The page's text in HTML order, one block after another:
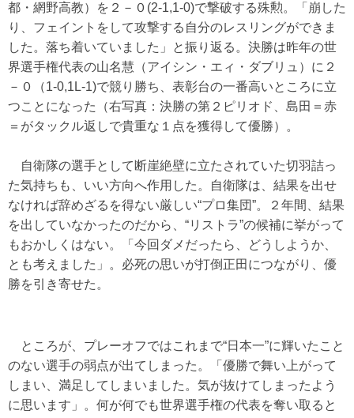
都・網野高教）を２－０(2-1,1-0)で撃破する殊勲。「崩した
り、フェイントをして攻撃する自分のレスリングができま
した。落ち着いていました」と振り返る。決勝は昨年の世
界選手権代表の山名慧（アイシン・エィ・ダブリュ）に２
－０（1-0,1L-1)で競り勝ち、表彰台の一番高いところに立
つことになった（右写真：決勝の第２ピリオド、島田＝赤
＝がタックル返しで貴重な１点を獲得して優勝）。
自衛隊の選手として断崖絶壁に立たされていた切羽詰っ
た気持ちも、いい方向へ作用した。自衛隊は、結果を出せ
なければ辞めざるを得ない厳しい“プロ集団”。２年間、結果
を出していなかったのだから、“リストラ”の候補に挙がって
もおかしくはない。「今回ダメだったら、どうしようか、
とも考えました」。必死の思いが打倒正田につながり、優
勝を引き寄せた。
ところが、プレーオフではこれまで“日本一”に輝いたこと
のない選手の弱点が出てしまった。「優勝で舞い上がって
しまい、満足してしまいました。気が抜けてしまったよう
に思います」。何が何でも世界選手権の代表を奪い取ると